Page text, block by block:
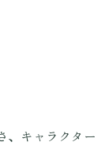
、キャラクター